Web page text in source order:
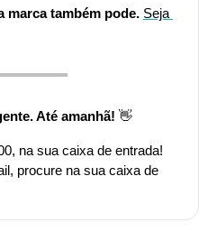
marca também pode. Seja
Até amanhã! 👋
na sua caixa de entrada!
procure na sua caixa de